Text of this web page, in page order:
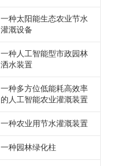
一种太阳能生态农业节水
灌溉设备
一种人工智能型市政园林
洒水装置
一种多方位低能耗高效率
的人工智能农业灌溉装置
一种农业用节水灌溉装置
一种园林绿化柱